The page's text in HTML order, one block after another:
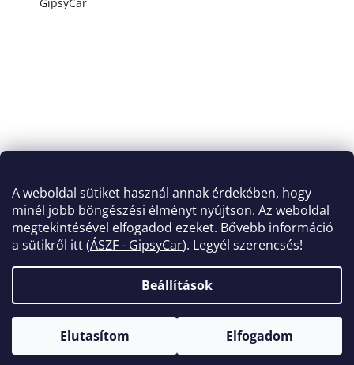
A weboldal sütiket használ annak érdekében, hogy
minél jobb böngészési élményt nyújtson. Az weboldal
megtekintésével elfogadod ezeket. Bővebb információ
a sütikről itt (ÁSZF - GipsyCar). Legyél szerencsés!
Beállítások
Elutasítom Elfogadom
Shoptet készítette
Copyright 2026 . Minden jog fenntartva.